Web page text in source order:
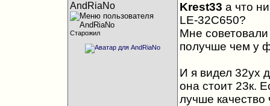
AndRiaNo
Старожил
Krest33 а что
LE-32C650?
Мне советовали
получше чем у
И я видел 32ух
она стоит 23к.
лучше